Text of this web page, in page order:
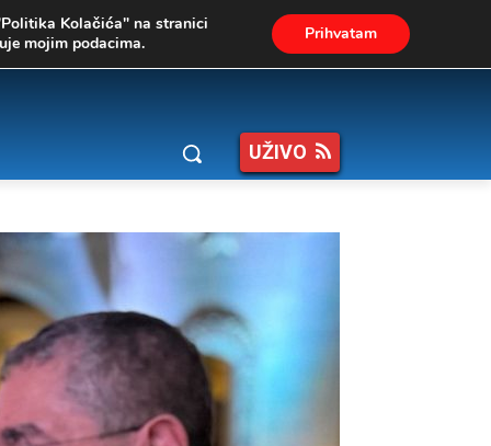
UŽIVO
Kolačića" na stranici
mojim podacima. Prihvatam